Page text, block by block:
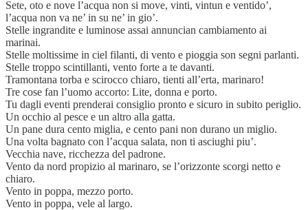
Sete, oto e nove l’acqua non si move, vinti, vintun e ventido’,
l’acqua non va ne’ in su ne’ in gio’.
Stelle ingrandite e luminose assai annuncian cambiamento ai
marinai.
Stelle moltissime in ciel filanti, di vento e pioggia son segni parlanti.
Stelle troppo scintillanti, vento forte a te davanti.
Tramontana torba e scirocco chiaro, tienti all’erta, marinaro!
Tre cose fan l’uomo accorto: Lite, donna e porto.
Tu dagli eventi prenderai consiglio pronto e sicuro in subito periglio.
Un occhio al pesce e un altro alla gatta.
Un pane dura cento miglia, e cento pani non durano un miglio.
Una volta bagnato con l’acqua salata, non ti asciughi piu’.
Vecchia nave, ricchezza del padrone.
Vento da nord propizio al marinaro, se l’orizzonte scorgi netto e
chiaro.
Vento in poppa, mezzo porto.
Vento in poppa, vele al largo.